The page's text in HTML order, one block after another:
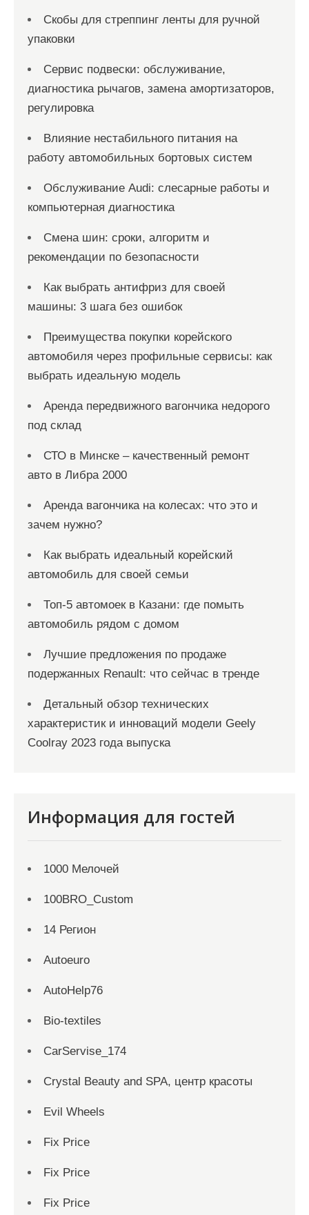
Скобы для стреппинг ленты для ручной
упаковки
Сервис подвески: обслуживание,
диагностика рычагов, замена амортизаторов,
регулировка
Влияние нестабильного питания на
работу автомобильных бортовых систем
Обслуживание Audi: слесарные работы и
компьютерная диагностика
Смена шин: сроки, алгоритм и
рекомендации по безопасности
Как выбрать антифриз для своей
машины: 3 шага без ошибок
Преимущества покупки корейского
автомобиля через профильные сервисы: как
выбрать идеальную модель
Аренда передвижного вагончика недорого
под склад
СТО в Минске – качественный ремонт
авто в Либра 2000
Аренда вагончика на колесах: что это и
зачем нужно?
Как выбрать идеальный корейский
автомобиль для своей семьи
Топ-5 автомоек в Казани: где помыть
автомобиль рядом с домом
Лучшие предложения по продаже
подержанных Renault: что сейчас в тренде
Детальный обзор технических
характеристик и инноваций модели Geely
Coolray 2023 года выпуска
Информация для гостей
1000 Мелочей
100BRO_Custom
14 Регион
Autoeuro
AutoHelp76
Bio-textiles
CarServise_174
Crystal Beauty and SPA, центр красоты
Evil Wheels
Fix Price
Fix Price
Fix Price